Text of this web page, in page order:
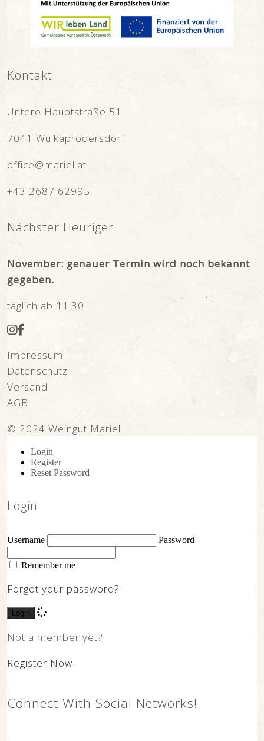
Kontakt
Untere Hauptstraße 51
7041 Wulkaprodersdorf
office@mariel.at
+43 2687 62995
Nächster Heuriger
November: genauer Termin wird noch bekannt
gegeben.
täglich ab 11:30
Impressum
Datenschutz
Versand
AGB
© 2024 Weingut Mariel
Login
Register
Reset Password
Login
Username Password
Remember me
Forgot your password?
Login
Not a member yet?
Register Now
Connect With Social Networks!